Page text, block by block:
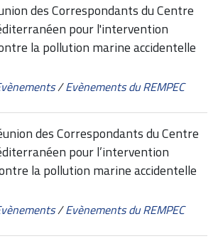
des Correspondants du Centre
pour l'intervention
la pollution marine accidentelle
/Evènements du REMPEC
des Correspondants du Centre
pour l’intervention
la pollution marine accidentelle
/Evènements du REMPEC